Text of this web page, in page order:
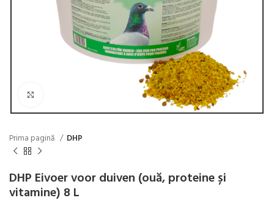
Prima pagină DHP
DHP Eivoer voor duiven (ouă, proteine și
vitamine) 8 L